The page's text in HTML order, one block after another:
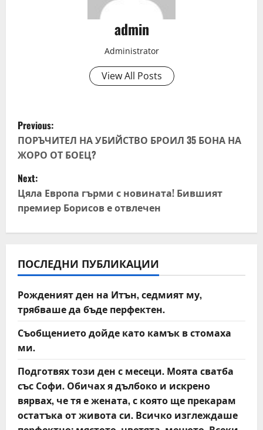
admin
Administrator
View All Posts
P
o
s
t
n
v
i
g
a
t
i
o
Previous:
ПОРЪЧИТЕЛ НА УБИЙСТВО БРОИЛ 35 БОНА НА
ЖОРО ОТ БОЕЦ?
Next:
Цяла Европа гърми с новината! Бившият
премиер Борисов е отвлечен
ПОСЛЕДНИ ПУБЛИКАЦИИ
Рожденият ден на Итън, седмият му,
трябваше да бъде перфектен.
Съобщението дойде като камък в стомаха
ми.
Подготвях този ден с месеци. Моята сватба
със Софи. Обичах я дълбоко и искрено
вярвах, че тя е жената, с която ще прекарам
остатъка от живота си. Всичко изглеждаше